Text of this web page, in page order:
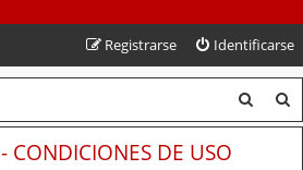
Identificarse
Registrarse
u
u
CONDICIONES DE USO